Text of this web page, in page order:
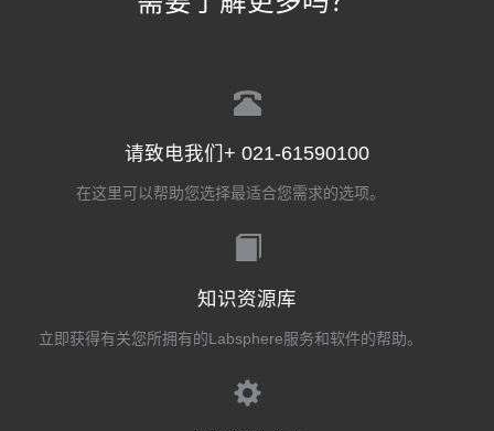
请致电我们+ 021-61590100
在这里可以帮助您选择最适合您需求的选项。
知识资源库
立即获得有关您所拥有的Labsphere服务和软件的帮助。